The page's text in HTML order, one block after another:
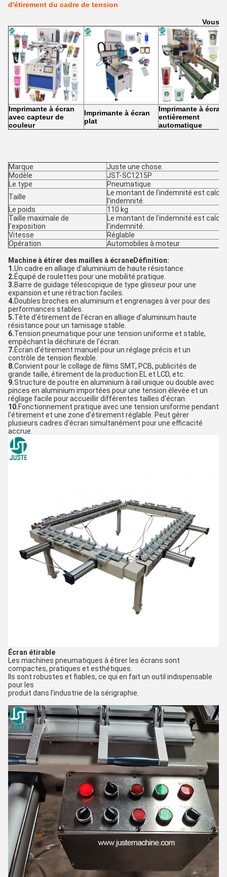
d'étirement du cadre de tension
Vous
Imprimante à écran
avec capteur de
couleur
Imprimante à écran
plat
Imprimante à écran
entièrement
automatique
Marque
Juste une chose.
Modèle
JST-SC1215P
Le type
Pneumatique
Taille
Le montant de l'indemnité est
l'indemnité.
Le poids
110 kg
Taille maximale de
l'exposition
Le montant de l'indemnité est
l'indemnité.
Vitesse
Réglable
Opération
Automobiles à moteur
Machine à étirer des mailles à écraneDéfinition:
1.Un cadre en alliage d'aluminium de haute résistance.
2.Équipé de roulettes pour une mobilité pratique.
3.Barre de guidage télescopique de type glisseur pour une
expansion et une rétraction faciles.
4.Doubles broches en aluminium et engrenages à ver pour des
performances stables.
5.Tête d'étirement de l'écran en alliage d'aluminium haute
résistance pour un tamisage stable.
6.Tension pneumatique pour une tension uniforme et stable,
empêchant la déchirure de l'écran.
7.Écran d'étirement manuel pour un réglage précis et un
contrôle de tension flexible.
8.Convient pour le collage de films SMT, PCB, publicités de
grande taille, étirement de la production EL et LCD, etc.
9.Structure de poutre en aluminium à rail unique ou double avec
pinces en aluminium importées pour une tension élevée et un
réglage facile pour accueillir différentes tailles d'écran.
10.Fonctionnement pratique avec une tension uniforme pendant
l'étirement et une zone d'étirement réglable. Peut gérer
plusieurs cadres d'écran simultanément pour une efficacité
accrue.
Écran étirable
Les machines pneumatiques à étirer les écrans sont
compactes, pratiques et esthétiques.
Ils sont robustes et fiables, ce qui en fait un outil indispensable
pour les
produit dans l'industrie de la sérigraphie.